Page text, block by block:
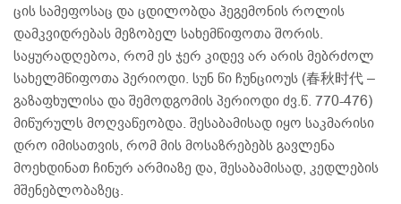
ცის სამეფოსაც და ცდილობდა ჰეგემონის როლის
დამკვიდრებას მეზობელ სახემწიფოთა შორის.
საყურადღებოა, რომ ეს ჯერ კიდევ არ არის მებრძოლ
სახელმწიფოთა პერიოდი. სუნ წი ჩუნციოუს (春秋时代 –
გაზაფხულისა და შემოდგომის პერიოდი ძვ.წ. 770-476)
მიწურულს მოღვაწეობდა. შესაბამისად იყო საკმარისი
დრო იმისათვის, რომ მის მოსაზრებებს გავლენა
მოეხდინათ ჩინურ არმიაზე და, შესაბამისად, კედლების
მშენებლობაზეც.